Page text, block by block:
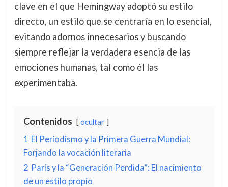
clave en el que Hemingway adoptó su estilo
directo, un estilo que se centraría en lo esencial,
evitando adornos innecesarios y buscando
siempre reflejar la verdadera esencia de las
emociones humanas, tal como él las
experimentaba.
Contenidos ocultar
1 El Periodismo y la Primera Guerra Mundial:
Forjando la vocación literaria
2 París y la “Generación Perdida”: El nacimiento
de un estilo propio